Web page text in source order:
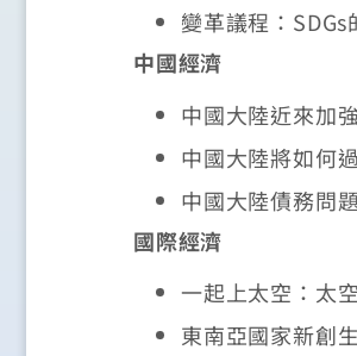
變革議程：SDGs
中國經濟
中國大陸近來加
中國大陸將如何
中國大陸債務問
國際經濟
一起上太空：太
東南亞國家新創